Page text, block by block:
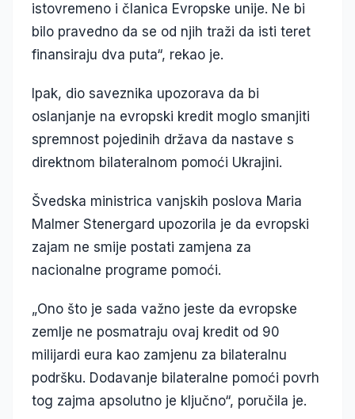
istovremeno i članica Evropske unije. Ne bi
bilo pravedno da se od njih traži da isti teret
finansiraju dva puta“, rekao je.
Ipak, dio saveznika upozorava da bi
oslanjanje na evropski kredit moglo smanjiti
spremnost pojedinih država da nastave s
direktnom bilateralnom pomoći Ukrajini.
Švedska ministrica vanjskih poslova Maria
Malmer Stenergard upozorila je da evropski
zajam ne smije postati zamjena za
nacionalne programe pomoći.
„Ono što je sada važno jeste da evropske
zemlje ne posmatraju ovaj kredit od 90
milijardi eura kao zamjenu za bilateralnu
podršku. Dodavanje bilateralne pomoći povrh
tog zajma apsolutno je ključno“, poručila je.